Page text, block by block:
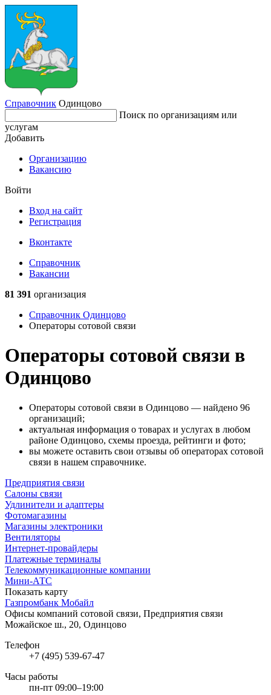
Справочник Одинцово
Поиск по организациям или
услугам
Добавить
Организацию
Вакансию
Войти
Вход на сайт
Регистрация
Вконтакте
Справочник
Вакансии
81 391 организация
Справочник Одинцово
Операторы сотовой связи
Операторы сотовой связи в
Одинцово
Операторы сотовой связи в Одинцово — найдено 96
организаций;
актуальная информация о товарах и услугах в любом
районе Одинцово, схемы проезда, рейтинги и фото;
вы можете оставить свои отзывы об операторах сотовой
связи в нашем справочнике.
Предприятия связи
Салоны связи
Удлинители и адаптеры
Фотомагазины
Магазины электроники
Вентиляторы
Интернет-провайдеры
Платежные терминалы
Телекоммуникационные компании
Мини-АТС
Показать карту
Газпромбанк Мобайл
Офисы компаний сотовой связи, Предприятия связи
Можайское ш., 20, Одинцово
Телефон
+7 (495) 539-67-47
Часы работы
пн-пт 09:00–19:00